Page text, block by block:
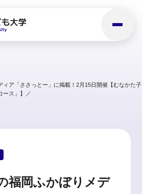
ィア「ささっとー」に掲載！2月15日開催【むなかた子
ース」】／
福岡ふかぼりメデ